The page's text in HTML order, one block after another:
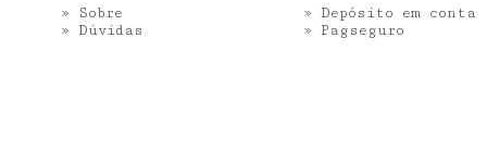
»
Sobre
» Dúvidas
» Depósito em conta
» Pagseguro